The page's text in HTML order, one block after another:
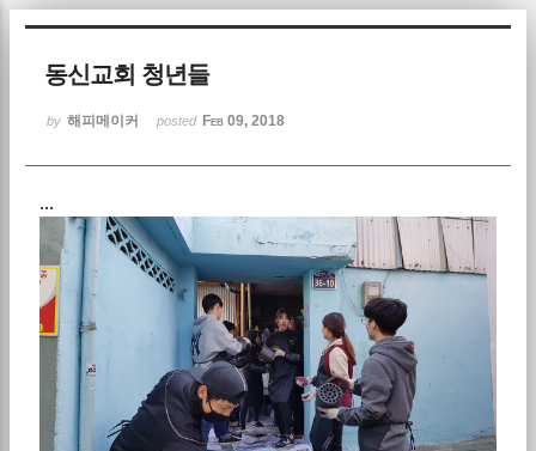
동신교회 청년들
by 해피메이커 posted Feb 09, 2018
...
Sketchbook5, 스케치북5
Sketchbook5, 스케치북5